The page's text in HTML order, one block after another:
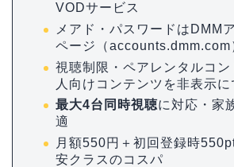
VODサービス
メアド・パスワードはDMM
ページ（accounts.dmm.com
視聴制限・ペアレンタルコ
人向けコンテンツを非表示に
最大4台同時視聴に対応・家
適
月額550円＋初回登録時
安クラスのコスパ